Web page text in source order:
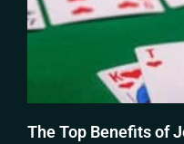
The Top Benefits of